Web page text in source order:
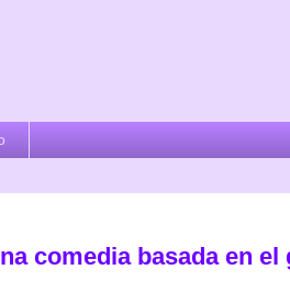
comedia basada en el